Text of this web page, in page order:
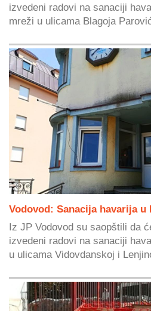
izvedeni radovi na sanaciji
mreži u ulicama Blagoja
Vodovod: Sanacija havarija
Iz JP Vodovod su saopštili da
izvedeni radovi na sanaciji
u ulicama Vidovdanskoj i